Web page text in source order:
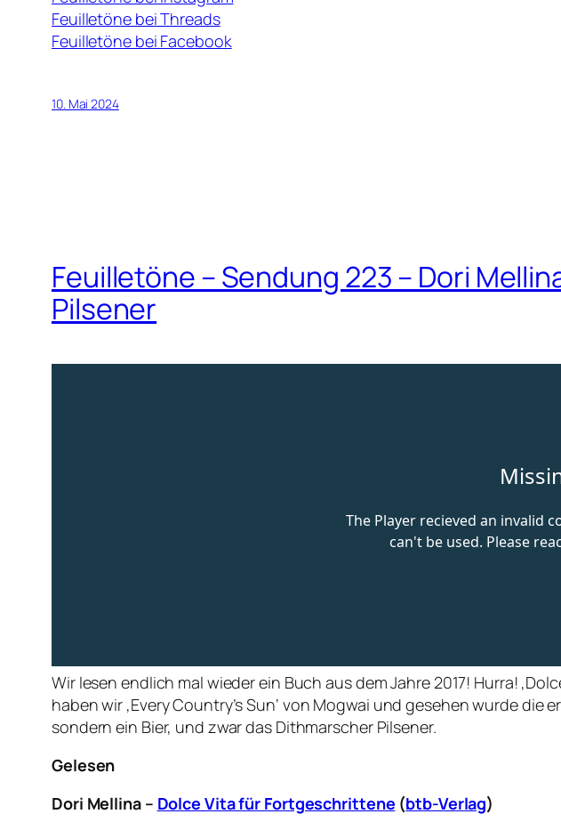
Feuilletöne bei Threads
Feuilletöne bei Facebook
10. Mai 2024
Feuilletöne – Sendung 223 – Dori
Pilsener
Wir lesen endlich mal wieder ein Buch aus dem Jahre 2017! Hurra!
haben wir ‚Every Country’s Sun‘ von Mogwai und gesehen wurde
sondern ein Bier, und zwar das Dithmarscher Pilsener.
Gelesen
Dori Mellina – Dolce Vita für Fortgeschrittene (btb-Verlag)